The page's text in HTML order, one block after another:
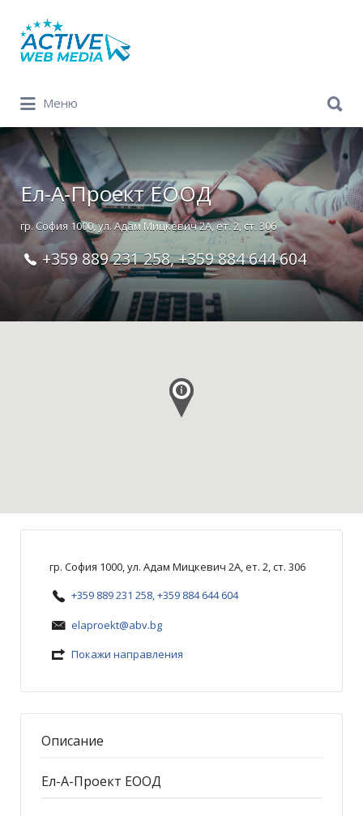
Search
for:
Меню
for:
Ел-А-Проект ЕООД
гр. София 1000, ул. Адам Мицкевич 2А, ет. 2, ст. 306
+359 889 231 258, +359 884 644 604
гр. София 1000, ул. Адам Мицкевич 2А, ет. 2, ст. 306
+359 889 231 258, +359 884 644 604
elaproekt@abv.bg
Покажи направления
Описание
Ел-А-Проект ЕООД